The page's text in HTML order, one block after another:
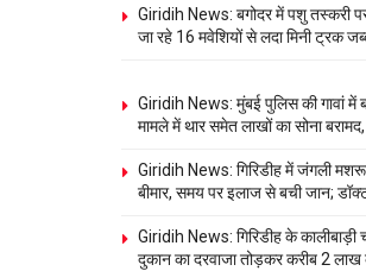
Giridih News: बगोदर में पशु तस्करी पर
जा रहे 16 मवेशियों से लदा मिनी ट्रक
Giridih News: मुंबई पुलिस की गावां में
मामले में थार समेत लाखों का सोना बरामद,
Giridih News: गिरिडीह में जंगली
बीमार, समय पर इलाज से बची जान;
Giridih News: गिरिडीह के कालीबाड़ी
दुकान का दरवाजा तोड़कर करीब 2 लाख